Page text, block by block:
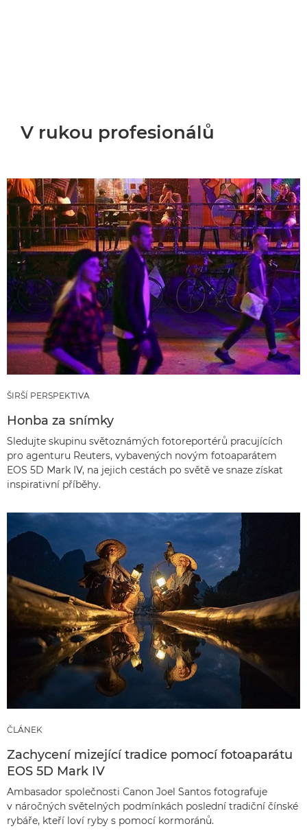
V rukou profesionálů
ŠIRŠÍ PERSPEKTIVA
Honba za snímky
Sledujte skupinu světoznámých fotoreportérů pracujících
pro agenturu Reuters, vybavených novým fotoaparátem
EOS 5D Mark IV, na jejich cestách po světě ve snaze získat
inspirativní příběhy.
ČLÁNEK
Zachycení mizející tradice pomocí fotoaparátu
EOS 5D Mark IV
Ambasador společnosti Canon Joel Santos fotografuje
v náročných světelných podmínkách poslední tradiční čínské
rybáře, kteří loví ryby s pomocí kormoránů.